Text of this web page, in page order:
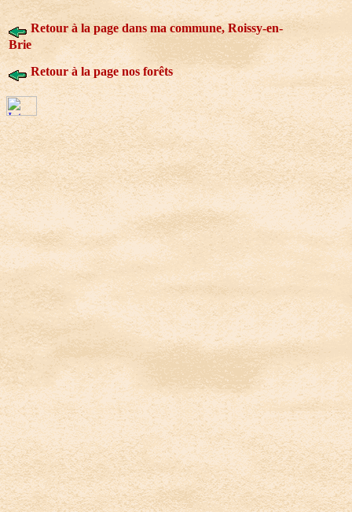
Retour à la page dans ma commune, Roissy-en-
Brie
Retour à la page nos forêts